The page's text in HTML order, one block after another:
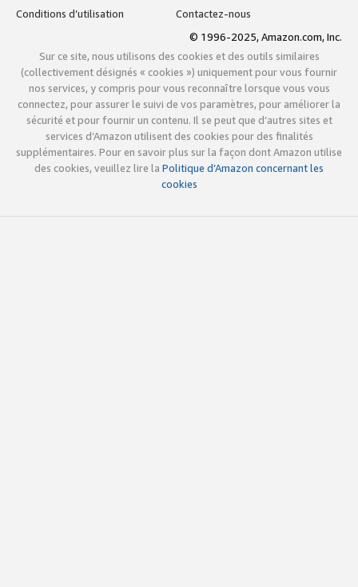
Conditions d’utilisation
Contactez-nous
© 1996-2025, Amazon.com, Inc.
Sur ce site, nous utilisons des cookies et des outils similaires
(collectivement désignés « cookies ») uniquement pour vous fournir
nos services, y compris pour vous reconnaître lorsque vous vous
connectez, pour assurer le suivi de vos paramètres, pour améliorer la
sécurité et pour fournir un contenu. Il se peut que d’autres sites et
services d’Amazon utilisent des cookies pour des finalités
supplémentaires. Pour en savoir plus sur la façon dont Amazon utilise
des cookies, veuillez lire la Politique d’Amazon concernant les
cookies